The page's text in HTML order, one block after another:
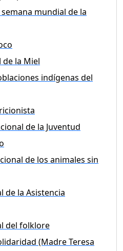
mundial de la
de la Miel
indígenas del
de la Juventud
de los animales sin
de la Asistencia
del folklore
(Madre Teresa